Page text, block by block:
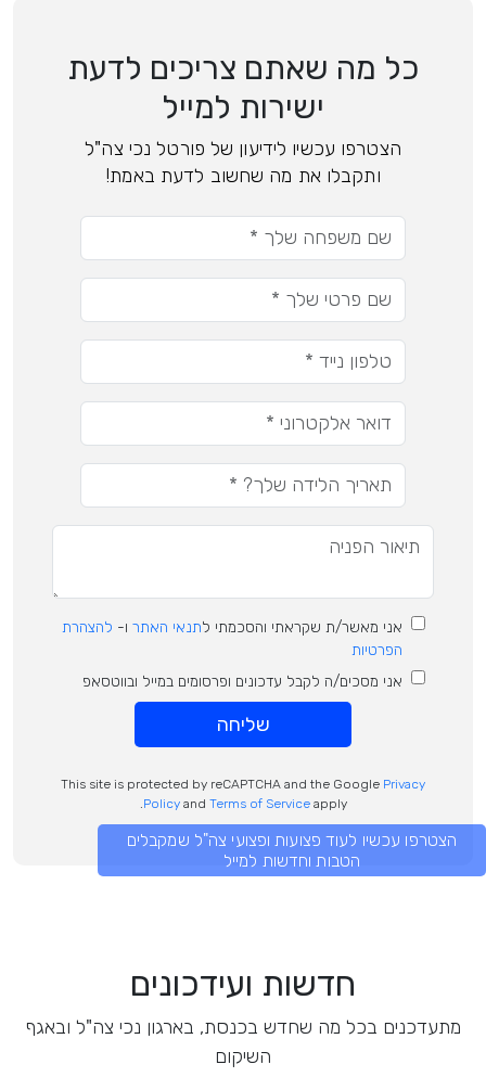
כל מה שאתם צריכים לדעת
ישירות למייל
הצטרפו עכשיו לידיעון של פורטל נכי צה"ל
ותקבלו את מה שחשוב לדעת באמת!
אני מאשר/ת שקראתי והסכמתי לתנאי האתר ו- להצהרת
הפרטיות
אני מסכים/ה לקבל עדכונים ופרסומים במייל ובווטסאפ
שליחה
This site is protected by reCAPTCHA and the Google Privacy
Policyand Terms of Serviceapply.
הצטרפו עכשיו לעוד פצועות ופצועי צה"ל שמקבלים
הטבות וחדשות למייל
חדשות ועידכונים
מתעדכנים בכל מה שחדש בכנסת, בארגון נכי צה"ל ובאגף
השיקום